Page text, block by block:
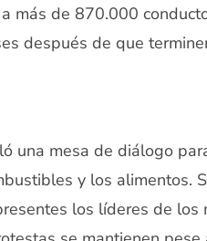
más de 870.000
después de que
una mesa de diálogo
y los alimentos.
los líderes de los